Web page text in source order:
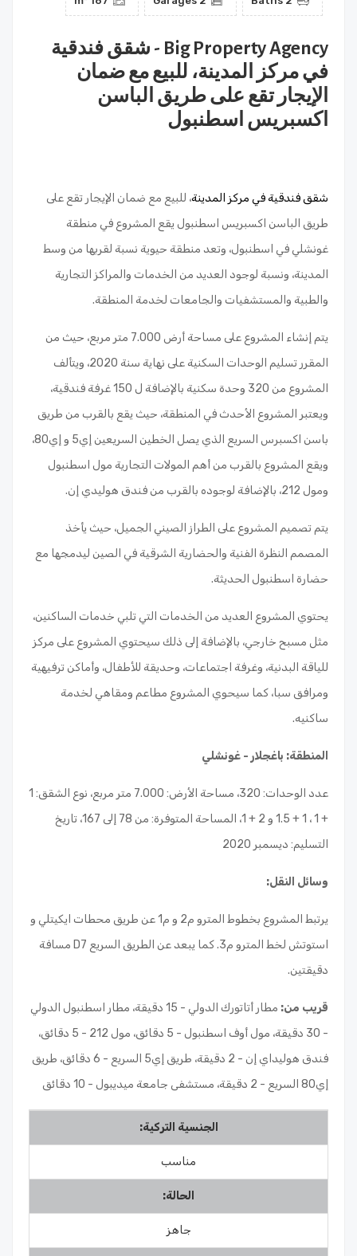
Big Property Agency - شقق فندقية
في مركز المدينة، للبيع مع ضمان
الإيجار تقع على طريق الباسن
اكسبريس اسطنبول
شقق فندقية في مركز المدينة، للبيع مع ضمان الإيجار تقع على
طريق الباسن اكسبريس اسطنبول يقع المشروع في منطقة
غونشلي في اسطنبول، وتعد منطقة حيوية نسبة لقربها من وسط
المدينة، ونسبة لوجود العديد من الخدمات والمراكز التجارية
والطبية والمستشفيات والجامعات لخدمة المنطقة.
يتم إنشاء المشروع على مساحة أرض 7.000 متر مربع، حيث من
المقرر تسليم الوحدات السكنية على نهاية سنة 2020، ويتألف
المشروع من 320 وحدة سكنية بالإضافة ل 150 غرفة فندقية،
ويعتبر المشروع الأحدث في المنطقة، حيث يقع بالقرب من طريق
باسن اكسبرس السريع الذي يصل الخطين السريعين إي5 و إي80،
ويقع المشروع بالقرب من أهم المولات التجارية مول اسطنبول
ومول 212، بالإضافة لوجوده بالقرب من فندق هوليدي إن.
يتم تصميم المشروع على الطراز الصيني الجميل، حيث يأخذ
المصمم النظرة الفنية والحضارية الشرقية في الصين ليدمجها مع
حضارة اسطنبول الحديثة.
يحتوي المشروع العديد من الخدمات التي تلبي خدمات الساكنين،
مثل مسبح خارجي، بالإضافة إلى ذلك سيحتوي المشروع على مركز
للياقة البدنية، وغرفة اجتماعات، وحديقة للأطفال، وأماكن ترفيهية
ومرافق سبا، كما سيحوي المشروع مطاعم ومقاهي لخدمة
ساكنيه.
المنطقة: باغجلار - غونشلي
عدد الوحدات: 320، مساحة الأرض: 7.000 متر مربع، نوع الشقق: 1
+ 1 ، 1 + 1.5 و 2 + 1، المساحة المتوفرة: من 78 إلى 167، تاريخ
التسليم: ديسمبر 2020
وسائل النقل:
يرتبط المشروع بخطوط المترو م2 و م1 عن طريق محطات ايكيتلي و
استوتش لخط المترو م3. كما يبعد عن الطريق السريع D7 مسافة
دقيقتين.
قريب من:
مطار أتاتورك الدولي - 15 دقيقة، مطار اسطنبول الدولي
- 30 دقيقة، مول أوف اسطنبول - 5 دقائق، مول 212 - 5 دقائق،
فندق هوليداي إن - 2 دقيقة، طريق إي5 السريع - 6 دقائق، طريق
إي80 السريع - 2 دقيقة، مستشفى جامعة ميديبول - 10 دقائق
الجنسية التركية:
مناسب
الحالة:
جاهز